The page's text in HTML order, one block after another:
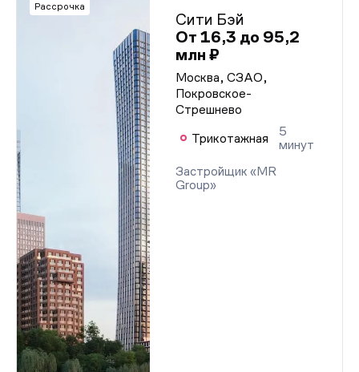
Рассрочка
Сити Бэй
От 16,3 до 95,2
млн ₽
Москва, СЗАО,
Покровское-
Стрешнево
Трикотажная
5
минут
Застройщик «MR
Group»